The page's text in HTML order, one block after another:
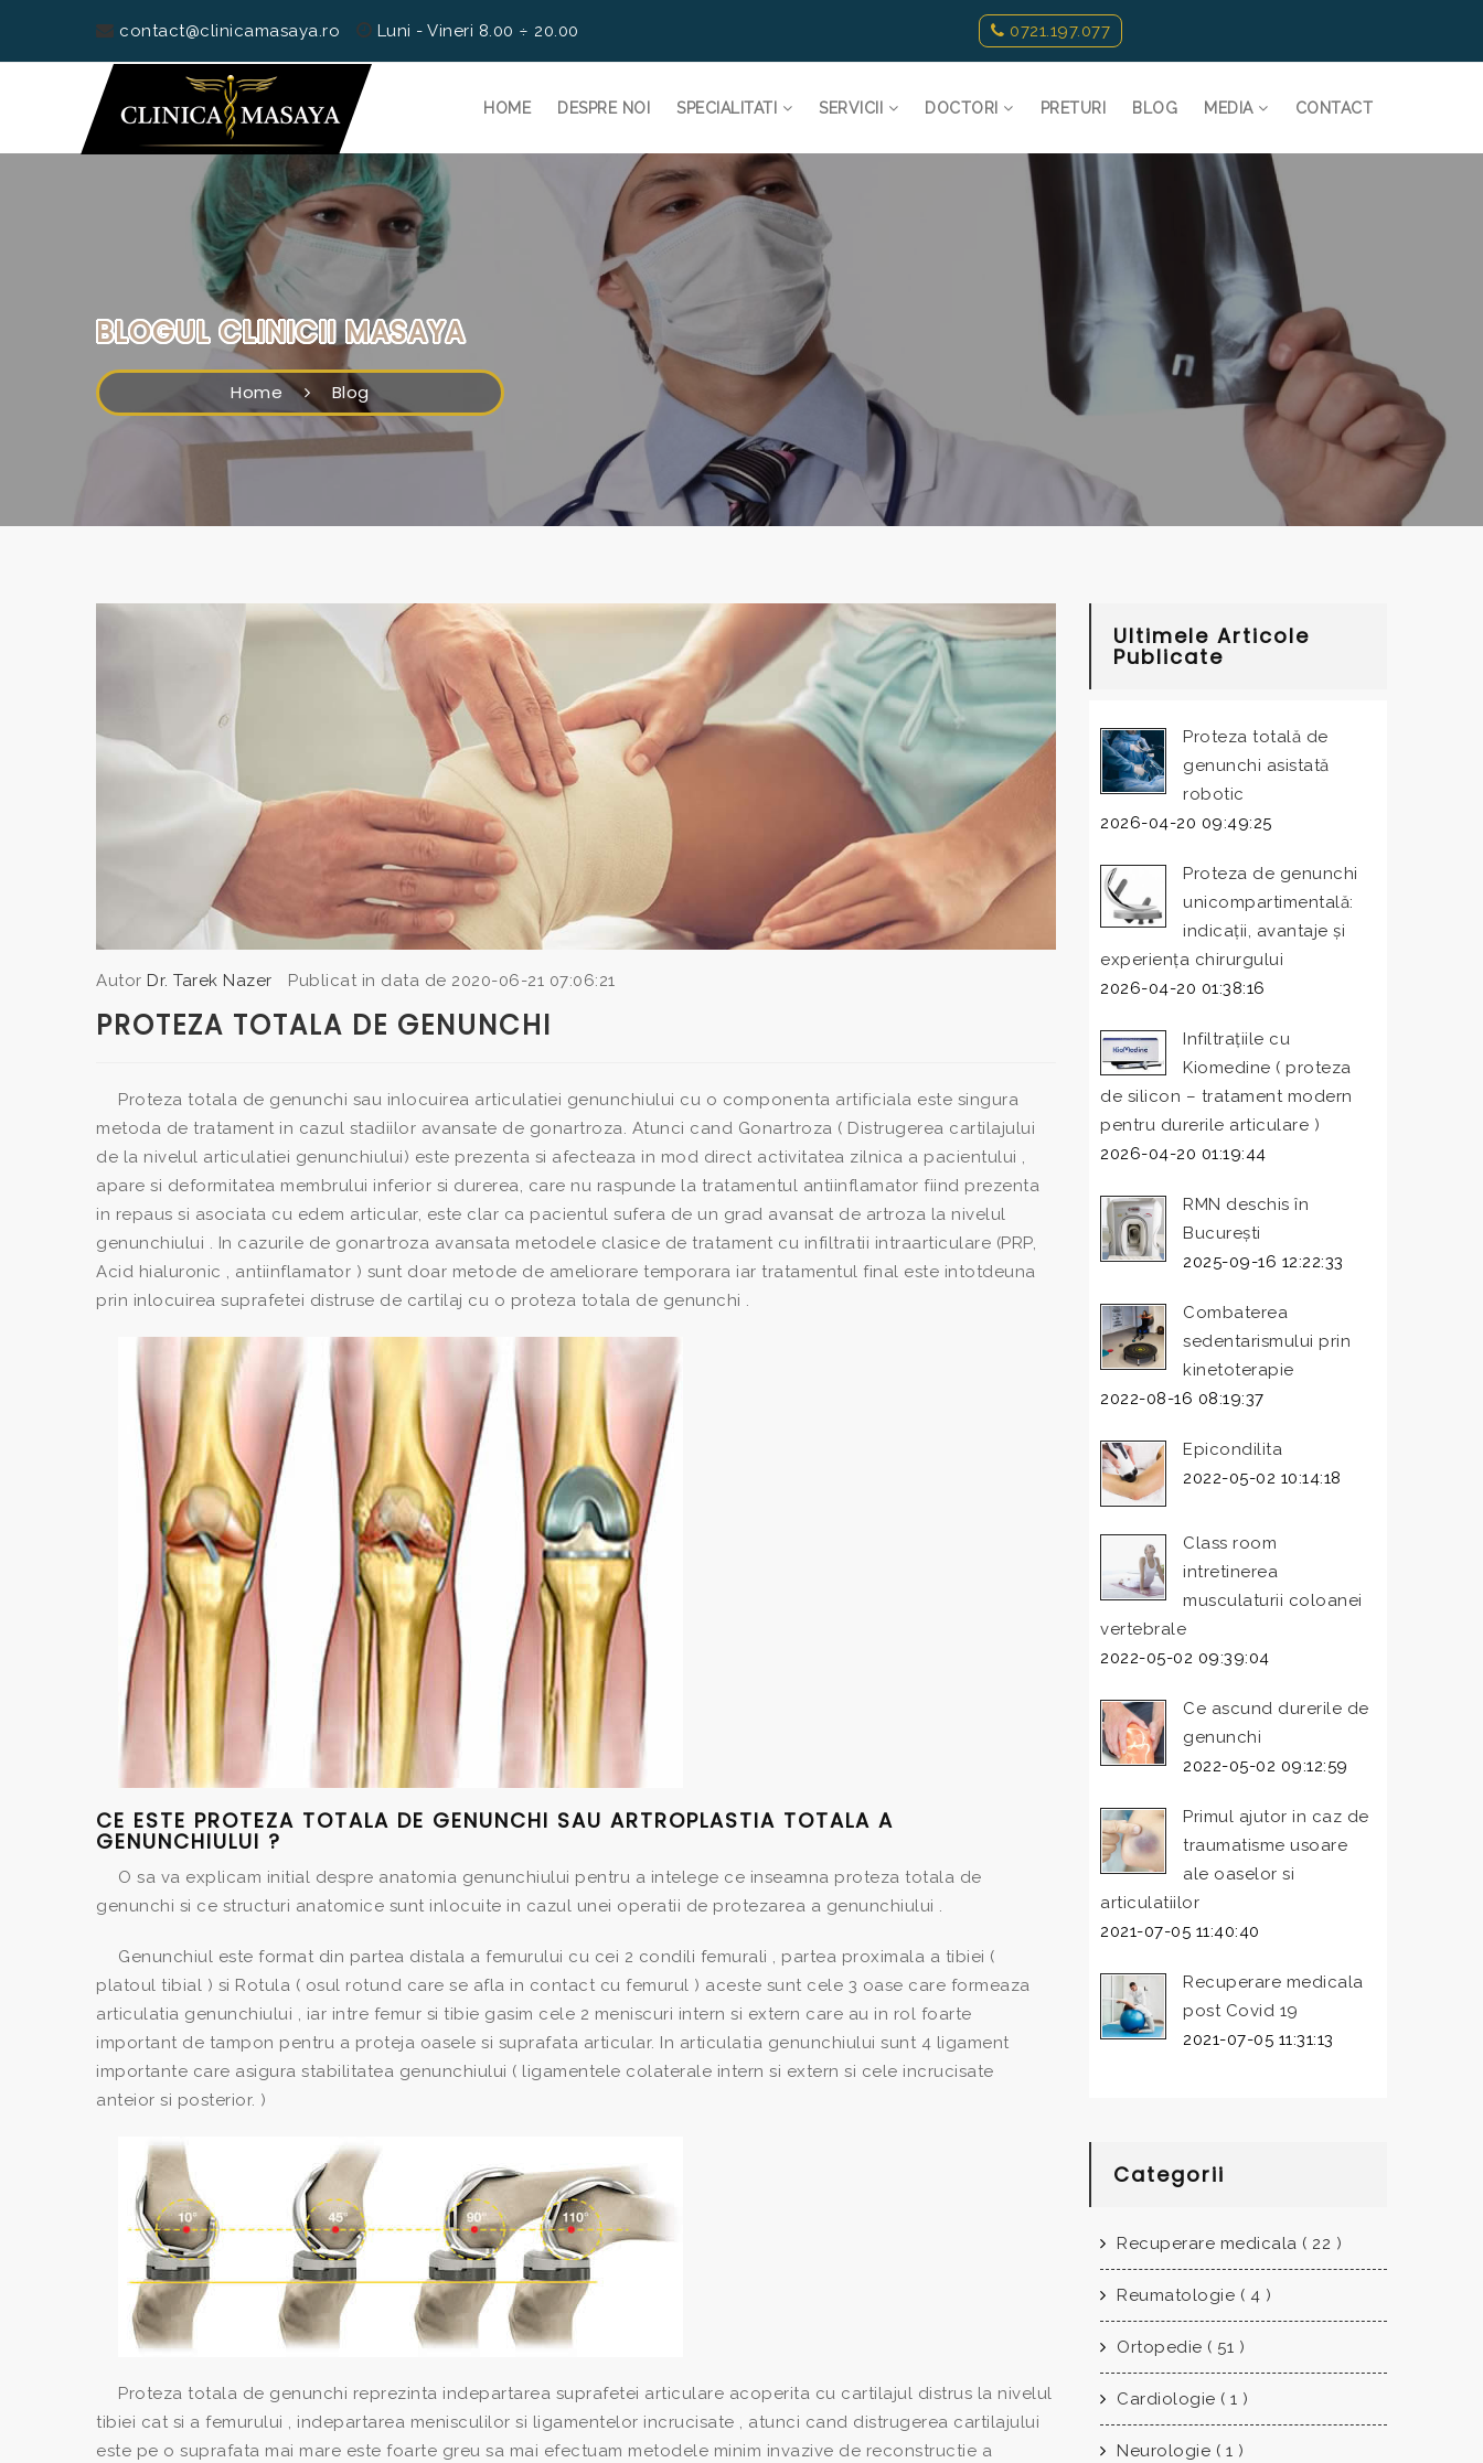
contact@clinicamasaya.ro Luni - Vineri 8.00 ÷ 20.00 0721.197.077
HOME DESPRE NOI SPECIALITATI SERVICII DOCTORI PRETURI BLOG MEDIA CONTACT
BLOGUL CLINICII MASAYA
Home Blog
Autor Dr. Tarek Nazer Publicat in data de 2020-06-21 07:06:21
PROTEZA TOTALA DE GENUNCHI
Proteza totala de genunchi sau inlocuirea articulatiei genunchiului cu o componenta artificiala este singura
metoda de tratament in cazul stadiilor avansate de gonartroza. Atunci cand Gonartroza ( Distrugerea cartilajului
de la nivelul articulatiei genunchiului) este prezenta si afecteaza in mod direct activitatea zilnica a pacientului ,
apare si deformitatea membrului inferior si durerea, care nu raspunde la tratamentul antiinflamator fiind prezenta
in repaus si asociata cu edem articular, este clar ca pacientul sufera de un grad avansat de artroza la nivelul
genunchiului . In cazurile de gonartroza avansata metodele clasice de tratament cu infiltratii intraarticulare (PRP,
Acid hialuronic , antiinflamator ) sunt doar metode de ameliorare temporara iar tratamentul final este intotdeuna
prin inlocuirea suprafetei distruse de cartilaj cu o proteza totala de genunchi .
CE ESTE PROTEZA TOTALA DE GENUNCHI SAU ARTROPLASTIA TOTALA A
GENUNCHIULUI ?
O sa va explicam initial despre anatomia genunchiului pentru a intelege ce inseamna proteza totala de
genunchi si ce structuri anatomice sunt inlocuite in cazul unei operatii de protezarea a genunchiului .
Genunchiul este format din partea distala a femurului cu cei 2 condili femurali , partea proximala a tibiei (
platoul tibial ) si Rotula ( osul rotund care se afla in contact cu femurul ) aceste sunt cele 3 oase care formeaza
articulatia genunchiului , iar intre femur si tibie gasim cele 2 meniscuri intern si extern care au in rol foarte
important de tampon pentru a proteja oasele si suprafata articular. In articulatia genunchiului sunt 4 ligament
importante care asigura stabilitatea genunchiului ( ligamentele colaterale intern si extern si cele incrucisate
anteior si posterior. )
Proteza totala de genunchi reprezinta indepartarea suprafetei articulare acoperita cu cartilajul distrus la nivelul
tibiei cat si a femurului , indepartarea menisculilor si ligamentelor incrucisate , atunci cand distrugerea cartilajului
este pe o suprafata mai mare este foarte greu sa mai efectuam metodele minim invazive de reconstructie a
Ultimele Articole
Publicate
Proteza totală de
genunchi asistată
robotic
2026-04-20 09:49:25
Proteza de genunchi
unicompartimentală:
indicații, avantaje și
experiența chirurgului
2026-04-20 01:38:16
Infiltrațiile cu
Kiomedine ( proteza
de silicon – tratament modern
pentru durerile articulare )
2026-04-20 01:19:44
RMN deschis în
București
2025-09-16 12:22:33
Combaterea
sedentarismului prin
kinetoterapie
2022-08-16 08:19:37
Epicondilita
2022-05-02 10:14:18
Class room
intretinerea
musculaturii coloanei
vertebrale
2022-05-02 09:39:04
Ce ascund durerile de
genunchi
2022-05-02 09:12:59
Primul ajutor in caz de
traumatisme usoare
ale oaselor si
articulatiilor
2021-07-05 11:40:40
Recuperare medicala
post Covid 19
2021-07-05 11:31:13
Categorii
Recuperare medicala ( 22 )
Reumatologie ( 4 )
Ortopedie ( 51 )
Cardiologie ( 1 )
Neurologie ( 1 )